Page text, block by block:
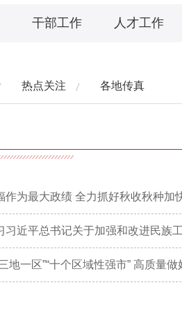
干部工作 人才工作
热点关注 各地传真